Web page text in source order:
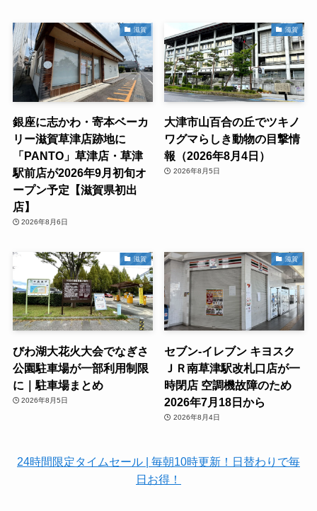
滋賀
銀座に志かわ・寄本ベーカ
リー滋賀草津店跡地に
「PANTO」草津店・草津
駅前店が2026年9月初旬オ
ープン予定【滋賀県初出
店】
2026年8月6日
滋賀
大津市山百合の丘でツキノ
ワグマらしき動物の目撃情
報（2026年8月4日）
2026年8月5日
滋賀
びわ湖大花火大会でなぎさ
公園駐車場が一部利用制限
に｜駐車場まとめ
2026年8月5日
滋賀
セブン-イレブン キヨスク
ＪＲ南草津駅改札口店が一
時閉店 空調機故障のため
2026年7月18日から
2026年8月4日
24時間限定タイムセール | 毎朝10時更新！日替わりで毎
日お得！